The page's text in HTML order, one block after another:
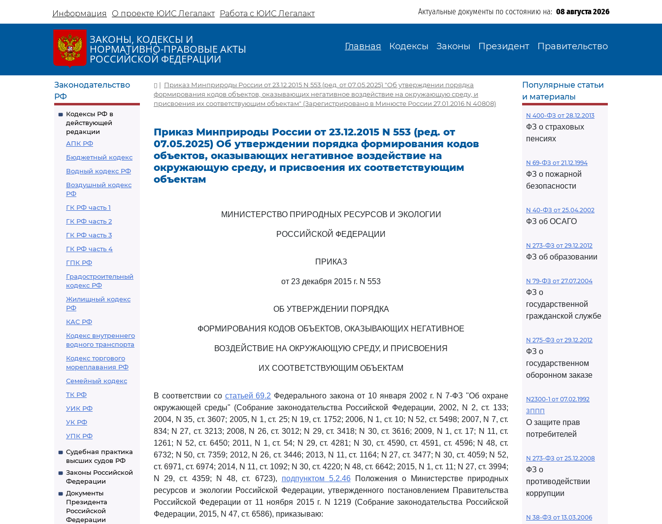
Информация О проекте ЮИС Легалакт Работа с ЮИС Легалакт Актуальные документы по состоянию на: 08 августа 2026
ЗАКОНЫ, КОДЕКСЫ И
НОРМАТИВНО-ПРАВОВЫЕ АКТЫ
РОССИЙСКОЙ ФЕДЕРАЦИИ
Главная Кодексы Законы Президент Правительство
Законодательство
РФ
Кодексы РФ в
действующей
редакции
АПК РФ
Бюджетный кодекс
Водный кодекс РФ
Воздушный кодекс
РФ
ГК РФ часть 1
ГК РФ часть 2
ГК РФ часть 3
ГК РФ часть 4
ГПК РФ
Градостроительный
кодекс РФ
Жилищный кодекс
РФ
КАС РФ
Кодекс внутреннего
водного транспорта
Кодекс торгового
мореплавания РФ
Семейный кодекс
ТК РФ
УИК РФ
УК РФ
УПК РФ
Судебная практика
высших судов РФ
Законы Российской
Федерации
Документы
Президента
Российской
Федерации
| Приказ Минприроды России от 23.12.2015 N 553 (ред. от 07.05.2025) "Об утверждении порядка
формирования кодов объектов, оказывающих негативное воздействие на окружающую среду, и
присвоения их соответствующим объектам" (Зарегистрировано в Минюсте России 27.01.2016 N 40808)
Приказ Минприроды России от 23.12.2015 N 553 (ред. от
07.05.2025) Об утверждении порядка формирования кодов
объектов, оказывающих негативное воздействие на
окружающую среду, и присвоения их соответствующим
объектам
МИНИСТЕРСТВО ПРИРОДНЫХ РЕСУРСОВ И ЭКОЛОГИИ
РОССИЙСКОЙ ФЕДЕРАЦИИ
ПРИКАЗ
от 23 декабря 2015 г. N 553
ОБ УТВЕРЖДЕНИИ ПОРЯДКА
ФОРМИРОВАНИЯ КОДОВ ОБЪЕКТОВ, ОКАЗЫВАЮЩИХ НЕГАТИВНОЕ
ВОЗДЕЙСТВИЕ НА ОКРУЖАЮЩУЮ СРЕДУ, И ПРИСВОЕНИЯ
ИХ СООТВЕТСТВУЮЩИМ ОБЪЕКТАМ
В соответствии со статьей 69.2 Федерального закона от 10 января 2002 г. N 7-ФЗ "Об охране
окружающей среды" (Собрание законодательства Российской Федерации, 2002, N 2, ст. 133;
2004, N 35, ст. 3607; 2005, N 1, ст. 25; N 19, ст. 1752; 2006, N 1, ст. 10; N 52, ст. 5498; 2007, N 7, ст.
834; N 27, ст. 3213; 2008, N 26, ст. 3012; N 29, ст. 3418; N 30, ст. 3616; 2009, N 1, ст. 17; N 11, ст.
1261; N 52, ст. 6450; 2011, N 1, ст. 54; N 29, ст. 4281; N 30, ст. 4590, ст. 4591, ст. 4596; N 48, ст.
6732; N 50, ст. 7359; 2012, N 26, ст. 3446; 2013, N 11, ст. 1164; N 27, ст. 3477; N 30, ст. 4059; N 52,
ст. 6971, ст. 6974; 2014, N 11, ст. 1092; N 30, ст. 4220; N 48, ст. 6642; 2015, N 1, ст. 11; N 27, ст. 3994;
N 29, ст. 4359; N 48, ст. 6723), подпунктом 5.2.46Положения о Министерстве природных
ресурсов и экологии Российской Федерации, утвержденного постановлением Правительства
Российской Федерации от 11 ноября 2015 г. N 1219 (Собрание законодательства Российской
Федерации, 2015, N 47, ст. 6586), приказываю:
Популярные статьи
и материалы
N 400-ФЗ от 28.12.2013
ФЗ о страховых
пенсиях
N 69-ФЗ от 21.12.1994
ФЗ о пожарной
безопасности
N 40-ФЗ от 25.04.2002
ФЗ об ОСАГО
N 273-ФЗ от 29.12.2012
ФЗ об образовании
N 79-ФЗ от 27.07.2004
ФЗ о
государственной
гражданской службе
N 275-ФЗ от 29.12.2012
ФЗ о
государственном
оборонном заказе
N2300-1 от 07.02.1992
ЗППП
О защите прав
потребителей
N 273-ФЗ от 25.12.2008
ФЗ о
противодействии
коррупции
N 38-ФЗ от 13.03.2006